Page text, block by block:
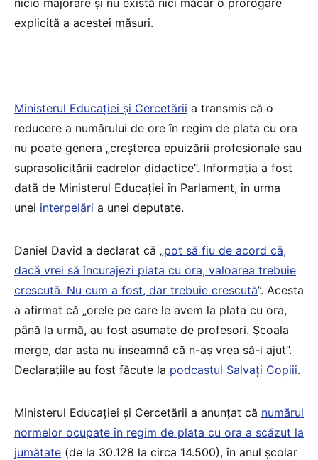
explicită a acestei măsuri.
Ministerul Educației și Cercetării a transmis că o
reducere a numărului de ore în regim de plata cu ora
nu poate genera „creşterea epuizării profesionale sau
suprasolicitării cadrelor didactice”. Informația a fost
dată de Ministerul Educației în Parlament, în urma
unei interpelări a unei deputate.
Daniel David a declarat că „pot să fiu de acord că,
dacă vrei să încurajezi plata cu ora, valoarea trebuie
crescută. Nu cum a fost, dar trebuie crescută”. Acesta
a afirmat că „orele pe care le avem la plata cu ora,
până la urmă, au fost asumate de profesori. Școala
merge, dar asta nu înseamnă că n-aș vrea să-i ajut”.
Declarațiile au fost făcute la podcastul Salvați Copiii.
Ministerul Educației și Cercetării a anunțat că numărul
normelor ocupate în regim de plata cu ora a scăzut la
jumătate (de la 30.128 la circa 14.500), în anul școlar